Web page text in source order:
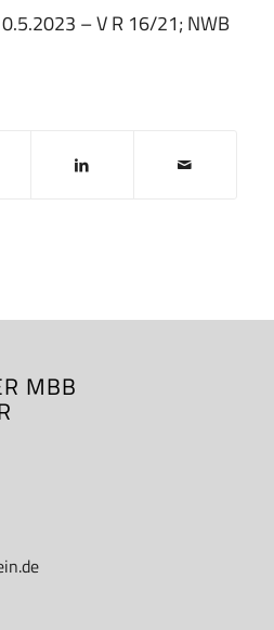
– V R 16/21; NWB
MBB